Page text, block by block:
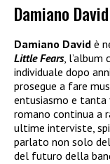
Damiano
Damiano David è
Little Fears, l’album
individuale dopo
prosegue a fare
entusiasmo e
romano continua a
ultime interviste,
parlato non solo
del futuro della